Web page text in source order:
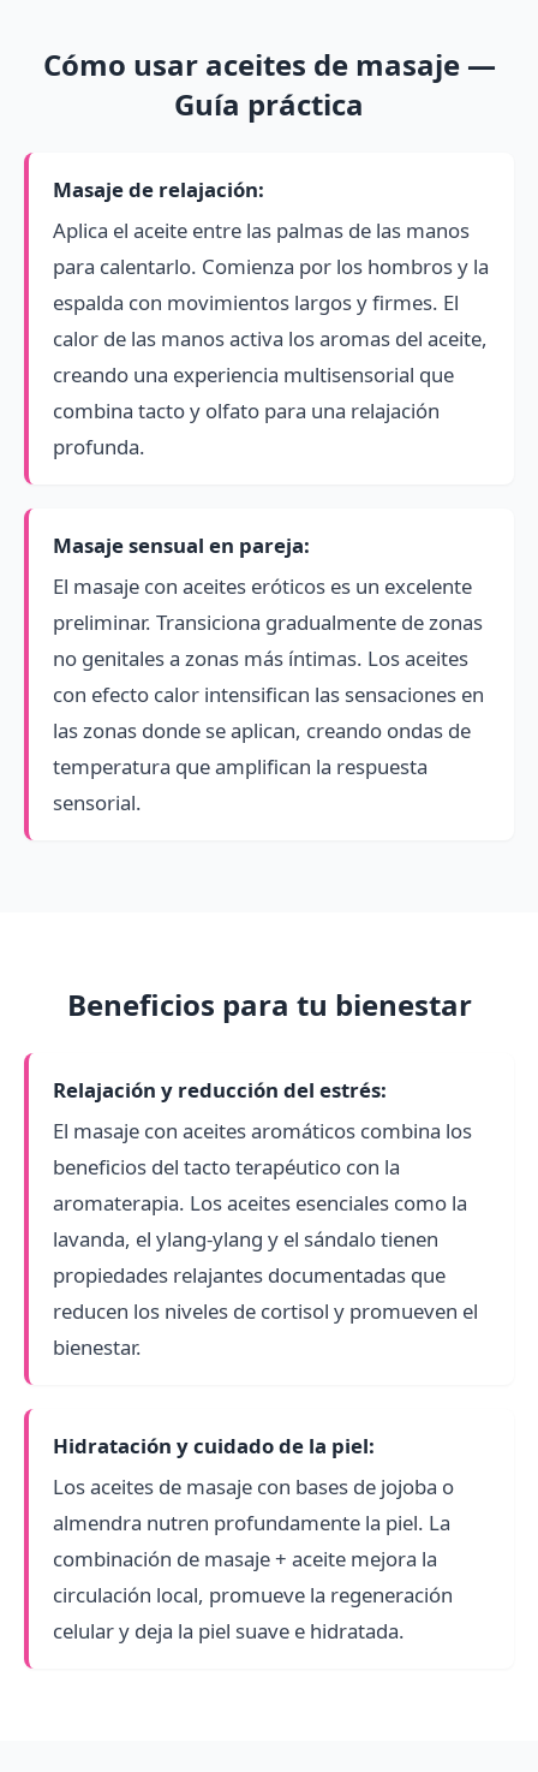
Cómo usar aceites de masaje —
Guía práctica
Masaje de relajación:
Aplica el aceite entre las palmas de las manos
para calentarlo. Comienza por los hombros y la
espalda con movimientos largos y firmes. El
calor de las manos activa los aromas del aceite,
creando una experiencia multisensorial que
combina tacto y olfato para una relajación
profunda.
Masaje sensual en pareja:
El masaje con aceites eróticos es un excelente
preliminar. Transiciona gradualmente de zonas
no genitales a zonas más íntimas. Los aceites
con efecto calor intensifican las sensaciones en
las zonas donde se aplican, creando ondas de
temperatura que amplifican la respuesta
sensorial.
Beneficios para tu bienestar
Relajación y reducción del estrés:
El masaje con aceites aromáticos combina los
beneficios del tacto terapéutico con la
aromaterapia. Los aceites esenciales como la
lavanda, el ylang-ylang y el sándalo tienen
propiedades relajantes documentadas que
reducen los niveles de cortisol y promueven el
bienestar.
Hidratación y cuidado de la piel:
Los aceites de masaje con bases de jojoba o
almendra nutren profundamente la piel. La
combinación de masaje + aceite mejora la
circulación local, promueve la regeneración
celular y deja la piel suave e hidratada.